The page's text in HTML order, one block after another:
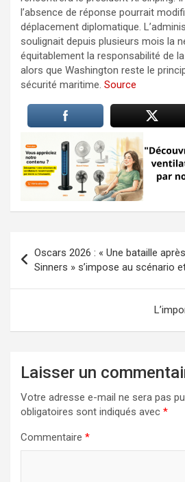
l’absence de réponse pourrait
déplacement diplomatique.
soulignait depuis plusieurs mois la
équitablement la responsabilité de
alors que Washington reste le
sécurité maritime. Source
de
l’article
Oscars 2026 : « Une bataille
Sinners » s’impose au scénario
Laisser un
Votre adresse e-mail ne sera pas
obligatoires sont indiqués avec *
Commentaire *